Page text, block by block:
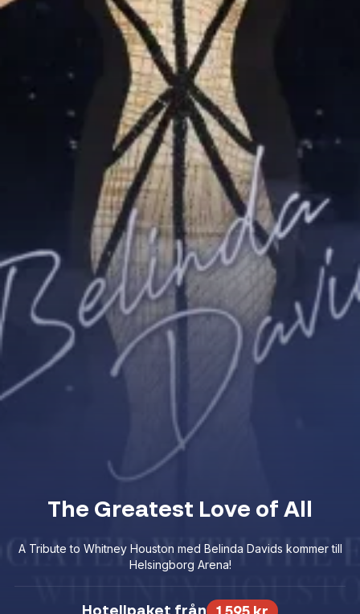
The Greatest Love of All
A Tribute to Whitney Houston med Belinda Davids kommer till
Helsingborg Arena!